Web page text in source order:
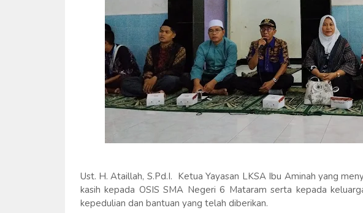
Ust. H. Ataillah, S.Pd.I. Ketua Yayasan LKSA Ibu Aminah yang
kasih kepada OSIS SMA Negeri 6 Mataram serta kepada
kepedulian dan bantuan yang telah diberikan.